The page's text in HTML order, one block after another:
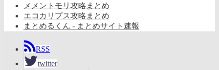
メメントモリ攻略まとめ
エコカリプス攻略まとめ
まとめるくん - まとめサイト速報
RSS
twitter